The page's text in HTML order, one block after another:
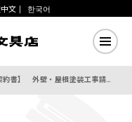
文 한국어
【トラブル回避の契約書】 外壁・屋根塗装工事請負契約書！ 日本法令社より